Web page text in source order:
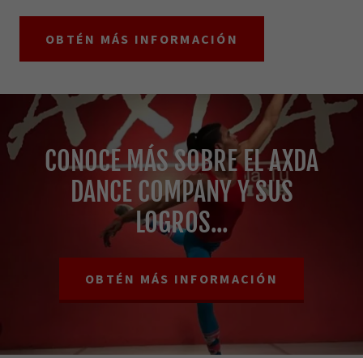
OBTÉN MÁS INFORMACIÓN
CONOCE MÁS SOBRE EL AXDA
DANCE COMPANY Y SUS
LOGROS...
OBTÉN MÁS INFORMACIÓN